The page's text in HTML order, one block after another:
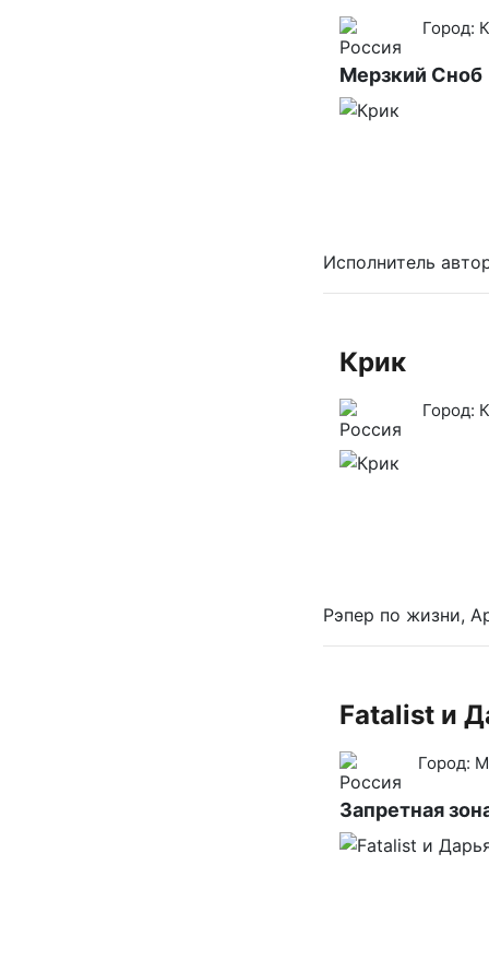
Город:
Мерзкий Сноб
Исполнитель
Крик
Город:
Рэпер по жизни,
Fatalist и
Город:
Запретная